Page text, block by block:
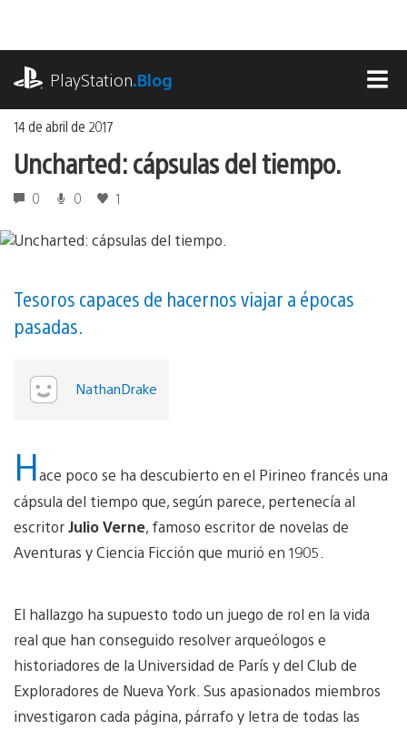
contenido
PlayStation.Blog
14 de abril de 2017
Uncharted: cápsulas del tiempo.
0 0 1
Tesoros capaces de hacernos viajar a épocas
pasadas.
NathanDrake
Hace poco se ha descubierto en el Pirineo francés una
cápsula del tiempo que, según parece, pertenecía al
escritorJulio Verne, famoso escritor de novelas de
Aventuras y Ciencia Ficción que murió en 1905.
El hallazgo ha supuesto todo un juego de rol en la vida
real que han conseguido resolver arqueólogos e
historiadores de la Universidad de París y del Club de
Exploradores de Nueva York. Sus apasionados miembros
investigaron cada página, párrafo y letra de todas las